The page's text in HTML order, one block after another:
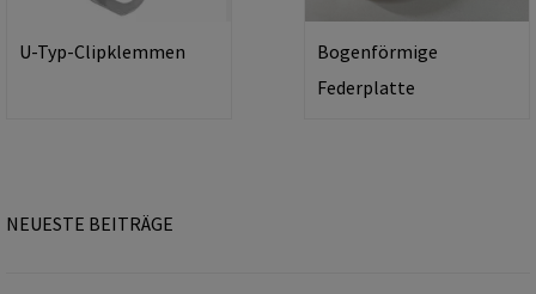
U-Typ-Clipklemmen
Bogenförmige
Federplatte
NEUESTE BEITRÄGE